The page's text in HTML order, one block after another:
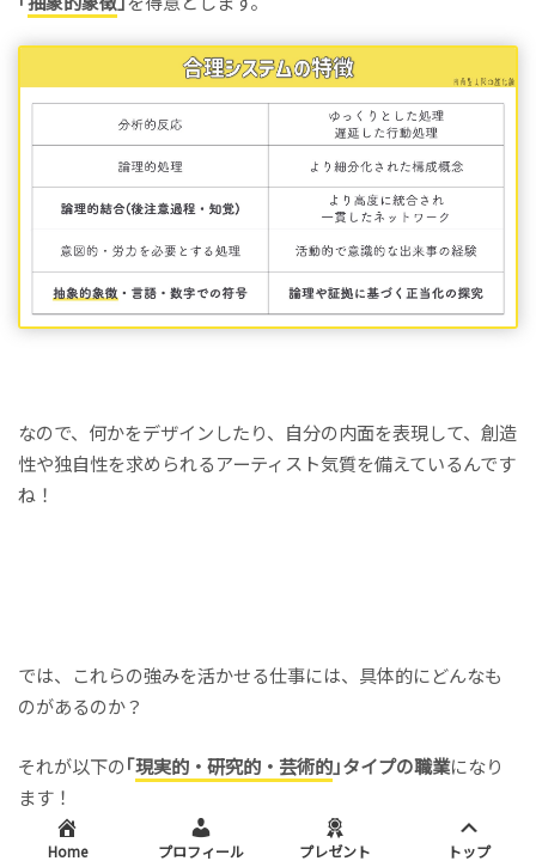
なので、何かをデザインしたり、自分の内面を表現して、創造
性や独自性を求められるアーティスト気質を備えているんです
ね！
では、これらの強みを活かせる仕事には、具体的にどんなも
のがあるのか？
それが以下の｢現実的・研究的・芸術的｣タイプの職業になり
ます！
Home プロフィール プレゼント トップ